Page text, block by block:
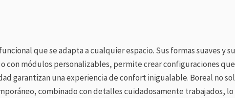
que se adapta a cualquier espacio. Sus formas suaves y
módulos personalizables, permite crear configuraciones
garantizan una experiencia de confort inigualable. Boreal no
combinado con detalles cuidadosamente trabajados,